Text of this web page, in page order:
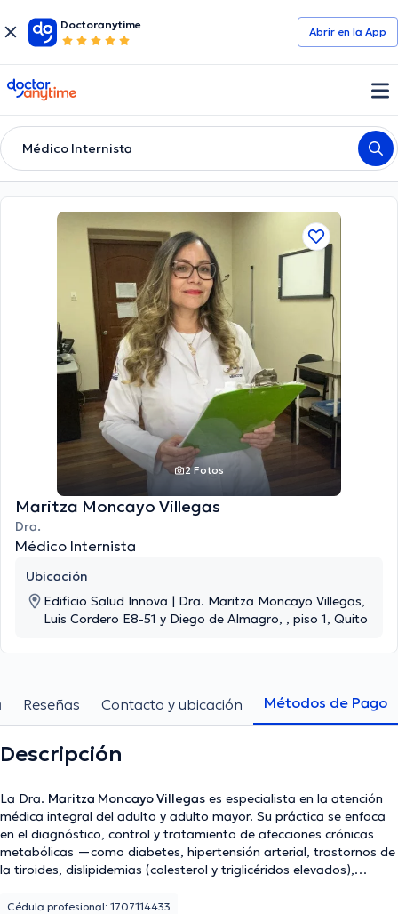
Doctoranytime
Abrir en la App
doctoranytime
Médico Internista
2 Fotos
Maritza Moncayo Villegas
Dra.
Médico Internista
Ubicación
Edificio Salud Innova | Dra. Maritza Moncayo Villegas,
Luis Cordero E8-51 y Diego de Almagro, , piso 1, Quito
Reseñas Contacto y ubicación Métodos de Pago
Descripción
La Dra. Maritza Moncayo Villegas es especialista en la atención
médica integral del adulto y adulto mayor. Su práctica se enfoca
en el diagnóstico, control y tratamiento de afecciones crónicas
metabólicas —como diabetes, hipertensión arterial, trastornos de
la tiroides, dislipidemias (colesterol y triglicéridos elevados),
en el manejo de patologías reumatológicas, incluyendo artritis
Cédula profesional: 1707114433